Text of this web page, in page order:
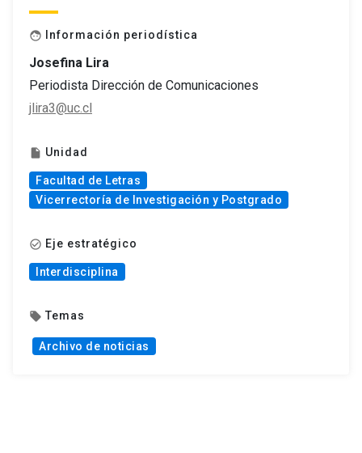
face Información periodística
Josefina Lira
Periodista Dirección de Comunicaciones
jlira3@uc.cl
insert_drive_file Unidad
Facultad de Letras
Vicerrectoría de Investigación y Postgrado
check_circle_outline Eje estratégico
Interdisciplina
local_offer Temas
Archivo de noticias